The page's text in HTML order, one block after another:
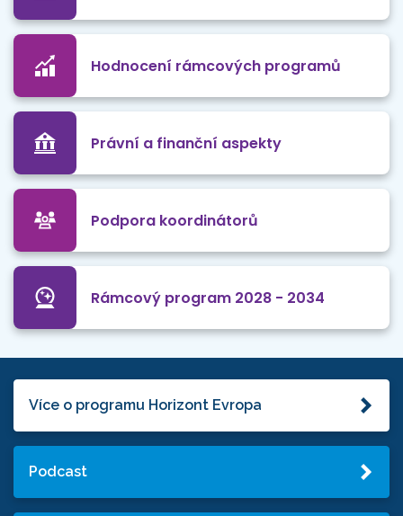
Hodnocení rámcových programů
Právní a finanční aspekty
Podpora koordinátorů
Rámcový program 2028 - 2034
Více o programu Horizont Evropa
Podcast